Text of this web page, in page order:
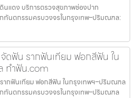
แดง บริการตรวจสุขภาพช่องปาก
นตกรรมครบวงจรในกรุงเทพ–ปริมณฑล:
ฟัน รากฟันเทียม ฟอกสีฟัน ใน
ทำฟัน.com
กฟันเทียม ฟอกสีฟัน ในกรุงเทพฯ–ปริมณฑล
นตกรรมครบวงจรในกรุงเทพ–ปริมณฑล